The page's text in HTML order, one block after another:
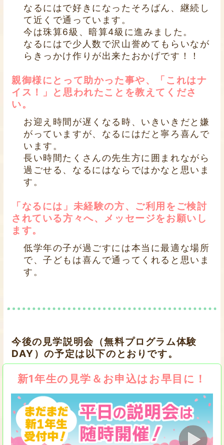
なるにはで好きになったそろばん、継続し
て近くで通っています。
今は珠算6級、暗算4級に進みました。
なるにはで少人数で沢山誉めてもらいなが
らきっかけ作りが出来たおかげです！！
親御様にとって助かった事や、「これはナ
イス！」と思われたことを教えてくださ
い。
お迎え時間が遅くなる時、いきいきだと嫌
がっていますが、なるにはだと寧ろ喜んで
います。
長い時間たくさんの先生方に囲まれながら
過ごせる、なるにはならではかなと思いま
す。
「なるには」未経験の方、ご利用をご検討
されている方々へ、メッセージをお願いし
ます。
低学年の子が過ごすには本当に最適な場所
で、子どもは喜んで通ってくれると思いま
す。
今後の見学説明会（無料プログラム体験
DAY）の予定は以下のとおりです。
新1年生の見学＆お申込はお早目に！